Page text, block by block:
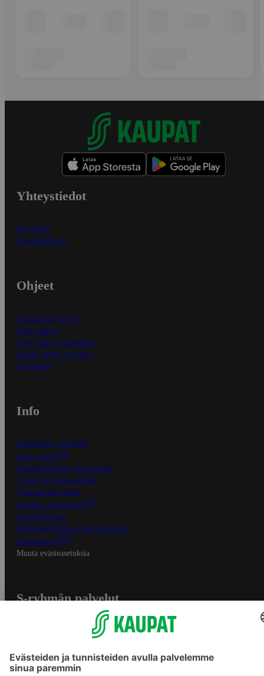
Yhteystiedot
Myymälät
Asiakaspalvelu
Ohjeet
Ensitilaajan ohjeet
Näin maksat
Näin tilaat ja muokkaat
Kaikki ohjeet ja vinkit
In English
Info
S-Business yrityksille
Oiva-raportit
Osuuskauppojen yhteystiedot
Tilaus- ja toimitusehdot
Tietosuojakäytäntö
Palvelun käyttöehdot
Saavutettavuus
Mobiilisovelluksen saavutettavuus
Mainostajalle
Muuta evästeasetuksia
S-ryhmän palvelut
Yhteishyvä Ruoka -sovellus
S-ostoslista -sovellus